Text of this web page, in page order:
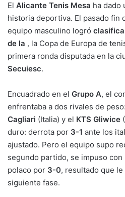
p
y
Li
n
k
ai
l
c
e
b
o
k
at
s
A
p
e
gr
a
m
El Alicante Tenis Mesa ha dado
historia deportiva. El pasado fin
equipo masculino logró
de la , la Copa de Europa de
primera ronda disputada en la
Secuiesc.
Encuadrado en el Grupo A, el
enfrentaba a dos rivales de
Cagliari (Italia) y el KTS Gliwice
duro: derrota por 3-1 ante los
ajustado. Pero el equipo supo
segundo partido, se impuso
polaco por 3-0, resultado que
siguiente fase.